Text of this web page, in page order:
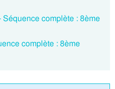
complète : 8ème
complète : 8ème